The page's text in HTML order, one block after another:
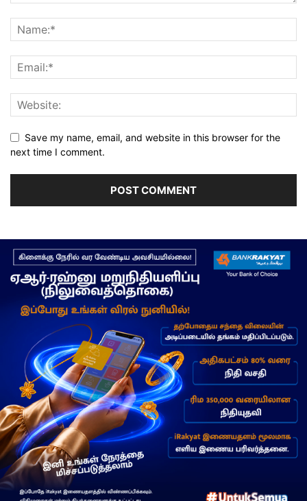
Save my name, email, and website in this browser for the
next time I comment.